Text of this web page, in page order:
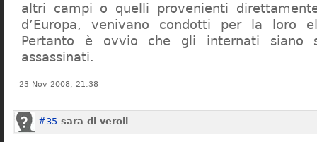
altri campi o quelli provenienti
d’Europa, venivano condotti per la loro
Pertanto è ovvio che gli internati siano
assassinati.
23 Nov 2008, 21:38
#35 sara di veroli